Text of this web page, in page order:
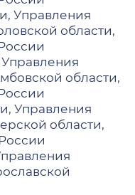
Управления
области,
Управления
области,
Управления
области,